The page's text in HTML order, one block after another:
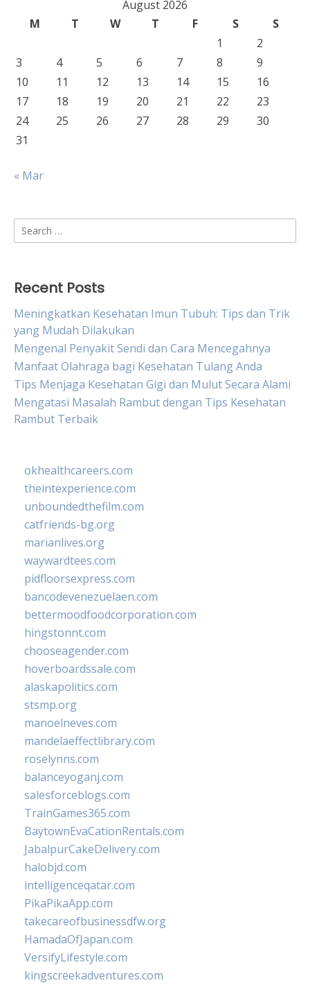
August 2026
M
T W T F S
S
1
2
3
4 5 6 7 8
9
10
11 12 13 14 15
16
17
18 19 20 21 22
23
24
25 26 27 28 29
30
31
« Mar
Search
for:
Recent Posts
Meningkatkan Kesehatan Imun Tubuh: Tips dan Trik
yang Mudah Dilakukan
Mengenal Penyakit Sendi dan Cara Mencegahnya
Manfaat Olahraga bagi Kesehatan Tulang Anda
Tips Menjaga Kesehatan Gigi dan Mulut Secara Alami
Mengatasi Masalah Rambut dengan Tips Kesehatan
Rambut Terbaik
okhealthcareers.com
theintexperience.com
unboundedthefilm.com
catfriends-bg.org
marianlives.org
waywardtees.com
pidfloorsexpress.com
bancodevenezuelaen.com
bettermoodfoodcorporation.com
hingstonnt.com
chooseagender.com
hoverboardssale.com
alaskapolitics.com
stsmp.org
manoelneves.com
mandelaeffectlibrary.com
roselynns.com
balanceyoganj.com
salesforceblogs.com
TrainGames365.com
BaytownEvaCationRentals.com
JabalpurCakeDelivery.com
halobjd.com
intelligenceqatar.com
PikaPikaApp.com
takecareofbusinessdfw.org
HamadaOfJapan.com
VersifyLifestyle.com
kingscreekadventures.com